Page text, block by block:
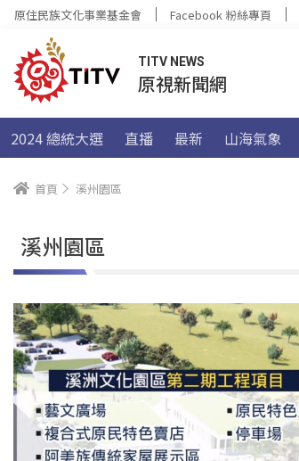
原住民族文化事業基金會 Facebook 粉絲專頁
TITV NEWS
原視新聞網
2024 總統大選 直播 最新 山海氣象
首頁 溪州園區
溪州園區